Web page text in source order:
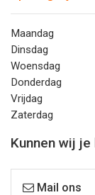
Maandag
Dinsdag
Woensdag
Donderdag
Vrijdag
Zaterdag
Kunnen wij je
Mail ons